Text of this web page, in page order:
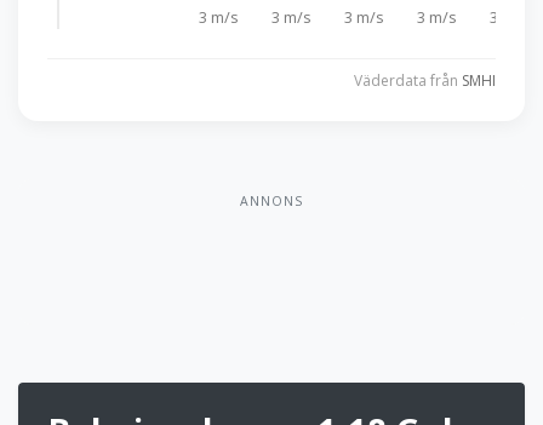
3 m/s 3 m/s 3 m/s 3 m/s 3 m/s
Väderdata från SMHI
ANNONS